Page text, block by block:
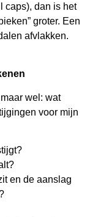
caps), dan is het
groter. Een
afvlakken.
wel: wat
voor mijn
en de aanslag